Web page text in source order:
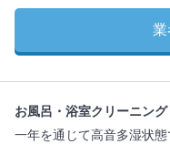
業
お風呂・浴室クリーニング
一年を通じて高音多湿状